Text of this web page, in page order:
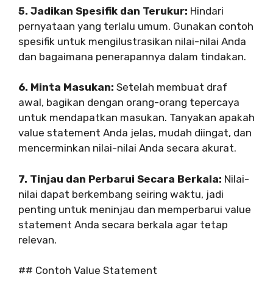
5. Jadikan Spesifik dan Terukur: Hindari
pernyataan yang terlalu umum. Gunakan contoh
spesifik untuk mengilustrasikan nilai-nilai Anda
dan bagaimana penerapannya dalam tindakan.
6. Minta Masukan: Setelah membuat draf
awal, bagikan dengan orang-orang tepercaya
untuk mendapatkan masukan. Tanyakan apakah
value statement Anda jelas, mudah diingat, dan
mencerminkan nilai-nilai Anda secara akurat.
7. Tinjau dan Perbarui Secara Berkala: Nilai-
nilai dapat berkembang seiring waktu, jadi
penting untuk meninjau dan memperbarui value
statement Anda secara berkala agar tetap
relevan.
## Contoh Value Statement